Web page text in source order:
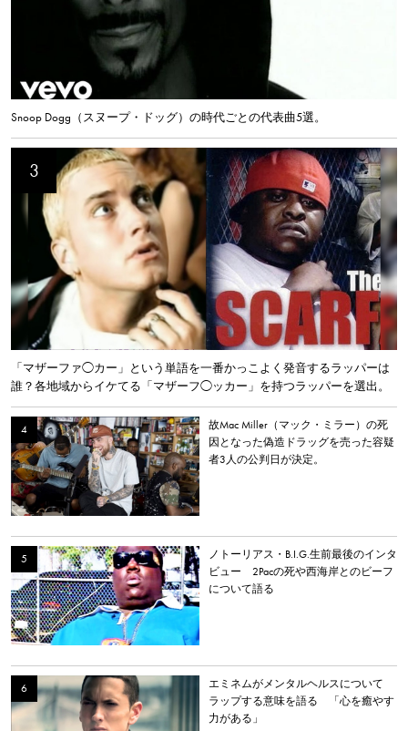
Snoop Dogg（スヌープ・ドッグ）の時代ごとの代表曲5選。
「マザーファ◯カー」という単語を一番かっこよく発音するラッパーは
誰？各地域からイケてる「マザーフ◯ッカー」を持つラッパーを選出。
故Mac Miller（マック・ミラー）の死
因となった偽造ドラッグを売った容疑
者3人の公判日が決定。
ノトーリアス・B.I.G.生前最後のインタ
ビュー 2Pacの死や西海岸とのビーフ
について語る
エミネムがメンタルヘルスについて
ラップする意味を語る 「心を癒やす
力がある」